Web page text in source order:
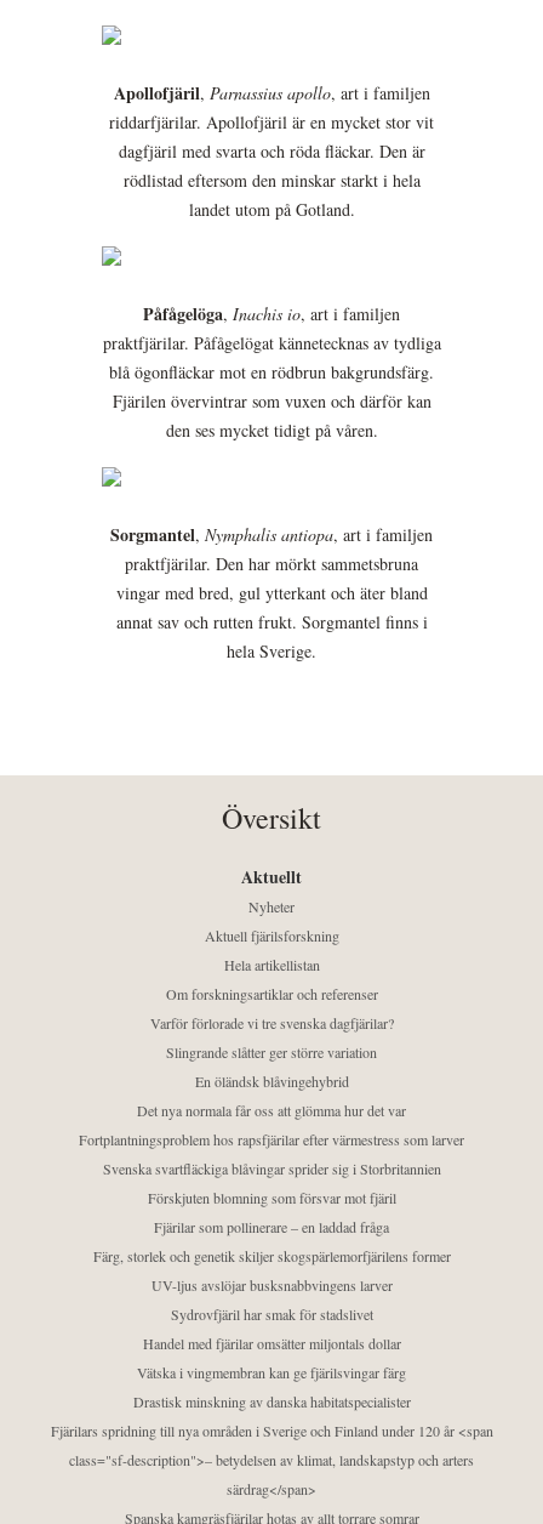
Apollofjäril, Parnassius apollo, art i familjen
riddarfjärilar. Apollofjäril är en mycket stor vit
dagfjäril med svarta och röda fläckar. Den är
rödlistad eftersom den minskar starkt i hela
landet utom på Gotland.
Påfågelöga, Inachis io, art i familjen
praktfjärilar. Påfågelögat kännetecknas av tydliga
blå ögonfläckar mot en rödbrun bakgrundsfärg.
Fjärilen övervintrar som vuxen och därför kan
den ses mycket tidigt på våren.
Sorgmantel, Nymphalis antiopa, art i familjen
praktfjärilar. Den har mörkt sammetsbruna
vingar med bred, gul ytterkant och äter bland
annat sav och rutten frukt. Sorgmantel finns i
hela Sverige.
Översikt
Aktuellt
Nyheter
Aktuell fjärilsforskning
Hela artikellistan
Om forskningsartiklar och referenser
Varför förlorade vi tre svenska dagfjärilar?
Slingrande slåtter ger större variation
En öländsk blåvingehybrid
Det nya normala får oss att glömma hur det var
Fortplantningsproblem hos rapsfjärilar efter värmestress som larver
Svenska svartfläckiga blåvingar sprider sig i Storbritannien
Förskjuten blomning som försvar mot fjäril
Fjärilar som pollinerare – en laddad fråga
Färg, storlek och genetik skiljer skogspärlemorfjärilens former
UV-ljus avslöjar busksnabbvingens larver
Sydrovfjäril har smak för stadslivet
Handel med fjärilar omsätter miljontals dollar
Vätska i vingmembran kan ge fjärilsvingar färg
Drastisk minskning av danska habitatspecialister
Fjärilars spridning till nya områden i Sverige och Finland under 120 år <span
class="sf-description">– betydelsen av klimat, landskapstyp och arters
särdrag</span>
Spanska kamgräsfjärilar hotas av allt torrare somrar